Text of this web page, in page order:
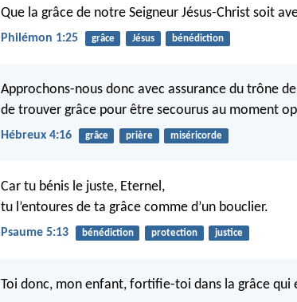
Que la grâce de notre Seigneur Jésus-Christ soit
Philémon 1:25 grâce Jésus bénédiction
Approchons-nous donc avec assurance du trône
de trouver grâce pour être secourus au moment
Hébreux 4:16 grâce prière miséricorde
Car tu bénis le juste, Eternel,
tu l’entoures de ta grâce comme d’un bouclier.
Psaume 5:13 bénédiction protection justice
Toi donc, mon enfant, fortifie-toi dans la grâce qui